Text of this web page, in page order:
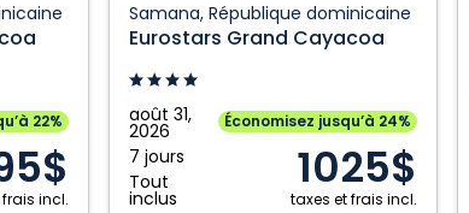
22%
incl.
Samana, République dominicaine
Eurostars Grand Cayacoa
août 31,
2026
7 jours
Tout
inclus
Économisez jusqu’à 24%
1025$
taxes et frais incl.
Grand
Cayacoa:
Samana,
République
dominicaine